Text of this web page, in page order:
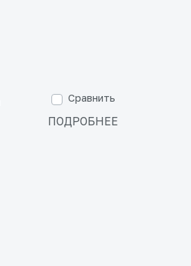
Сравнить
ПОДРОБНЕЕ